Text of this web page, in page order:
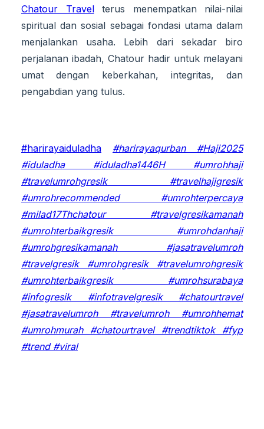
Chatour Travelterus menempatkan nilai-nilai
spiritual dan sosial sebagai fondasi utama dalam
menjalankan usaha. Lebih dari sekadar biro
perjalanan ibadah, Chatour hadir untuk melayani
umat dengan keberkahan, integritas, dan
pengabdian yang tulus.
#harirayaiduladha #harirayaqurban #Haji2025
#iduladha #iduladha1446H #umrohhaji
#travelumrohgresik #travelhajigresik
#umrohrecommended #umrohterpercaya
#milad17Thchatour #travelgresikamanah
#umrohterbaikgresik #umrohdanhaji
#umrohgresikamanah #jasatravelumroh
#travelgresik #umrohgresik #travelumrohgresik
#umrohterbaikgresik #umrohsurabaya
#infogresik #infotravelgresik #chatourtravel
#jasatravelumroh #travelumroh #umrohhemat
#umrohmurah #chatourtravel #trendtiktok #fyp
#trend #viral